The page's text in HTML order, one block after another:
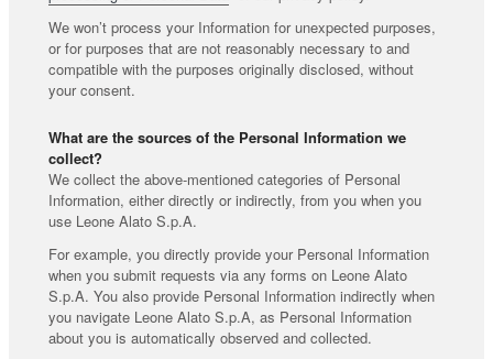
We won’t process your Information for unexpected purposes,
or for purposes that are not reasonably necessary to and
compatible with the purposes originally disclosed, without
your consent.
What are the sources of the Personal Information we
collect?
We collect the above-mentioned categories of Personal
Information, either directly or indirectly, from you when you
use Leone Alato S.p.A.
For example, you directly provide your Personal Information
when you submit requests via any forms on Leone Alato
S.p.A. You also provide Personal Information indirectly when
you navigate Leone Alato S.p.A, as Personal Information
about you is automatically observed and collected.